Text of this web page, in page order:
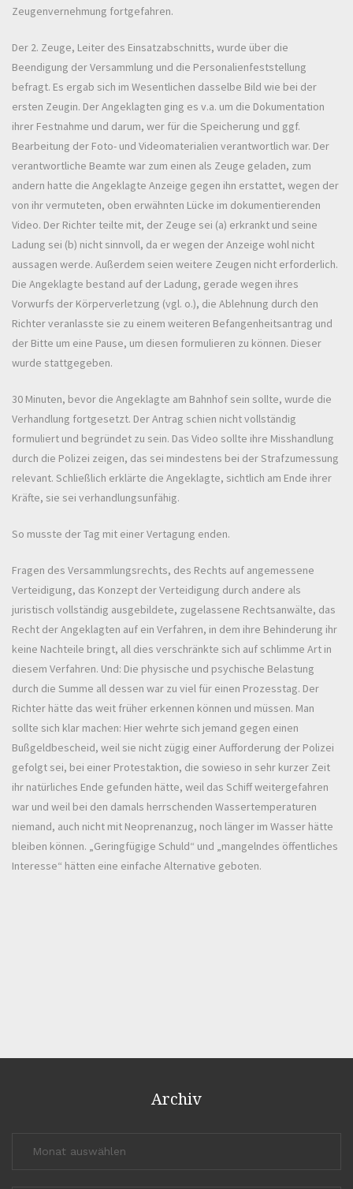
Zeugenvernehmung fortgefahren.
Der 2. Zeuge, Leiter des Einsatzabschnitts, wurde über die
Beendigung der Versammlung und die Personalienfeststellung
befragt. Es ergab sich im Wesentlichen dasselbe Bild wie bei der
ersten Zeugin. Der Angeklagten ging es v.a. um die Dokumentation
ihrer Festnahme und darum, wer für die Speicherung und ggf.
Bearbeitung der Foto- und Videomaterialien verantwortlich war. Der
verantwortliche Beamte war zum einen als Zeuge geladen, zum
andern hatte die Angeklagte Anzeige gegen ihn erstattet, wegen der
von ihr vermuteten, oben erwähnten Lücke im dokumentierenden
Video. Der Richter teilte mit, der Zeuge sei (a) erkrankt und seine
Ladung sei (b) nicht sinnvoll, da er wegen der Anzeige wohl nicht
aussagen werde. Außerdem seien weitere Zeugen nicht erforderlich.
Die Angeklagte bestand auf der Ladung, gerade wegen ihres
Vorwurfs der Körperverletzung (vgl. o.), die Ablehnung durch den
Richter veranlasste sie zu einem weiteren Befangenheitsantrag und
der Bitte um eine Pause, um diesen formulieren zu können. Dieser
wurde stattgegeben.
30 Minuten, bevor die Angeklagte am Bahnhof sein sollte, wurde die
Verhandlung fortgesetzt. Der Antrag schien nicht vollständig
formuliert und begründet zu sein. Das Video sollte ihre Misshandlung
durch die Polizei zeigen, das sei mindestens bei der Strafzumessung
relevant. Schließlich erklärte die Angeklagte, sichtlich am Ende ihrer
Kräfte, sie sei verhandlungsunfähig.
So musste der Tag mit einer Vertagung enden.
Fragen des Versammlungsrechts, des Rechts auf angemessene
Verteidigung, das Konzept der Verteidigung durch andere als
juristisch vollständig ausgebildete, zugelassene Rechtsanwälte, das
Recht der Angeklagten auf ein Verfahren, in dem ihre Behinderung ihr
keine Nachteile bringt, all dies verschränkte sich auf schlimme Art in
diesem Verfahren. Und: Die physische und psychische Belastung
durch die Summe all dessen war zu viel für einen Prozesstag. Der
Richter hätte das weit früher erkennen können und müssen. Man
sollte sich klar machen: Hier wehrte sich jemand gegen einen
Bußgeldbescheid, weil sie nicht zügig einer Aufforderung der Polizei
gefolgt sei, bei einer Protestaktion, die sowieso in sehr kurzer Zeit
ihr natürliches Ende gefunden hätte, weil das Schiff weitergefahren
war und weil bei den damals herrschenden Wassertemperaturen
niemand, auch nicht mit Neoprenanzug, noch länger im Wasser hätte
bleiben können. „Geringfügige Schuld“ und „mangelndes öffentliches
Interesse“ hätten eine einfache Alternative geboten.
Archiv